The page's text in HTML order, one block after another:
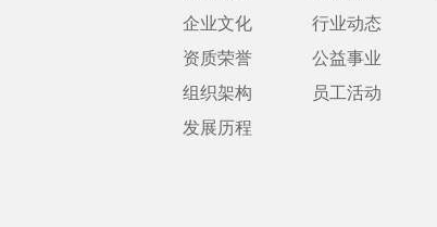
企业文化
资质荣誉
组织架构
发展历程
行业动态
公益事业
员工活动